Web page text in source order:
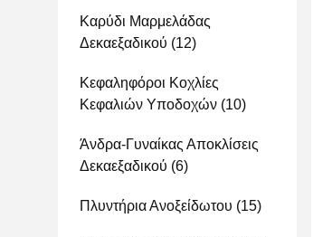
Καρύδι Μαρμελάδας
Δεκαεξαδικού (12)
Κεφαληφόροι Κοχλίες
Κεφαλιών Υποδοχών (10)
Άνδρα-Γυναίκας Αποκλίσεις
Δεκαεξαδικού (6)
Πλυντήρια Ανοξείδωτου (15)